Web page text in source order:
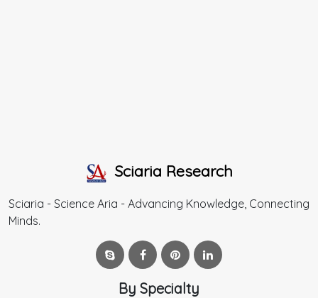
Sciaria Research
Sciaria - Science Aria - Advancing Knowledge, Connecting
Minds.
By Specialty